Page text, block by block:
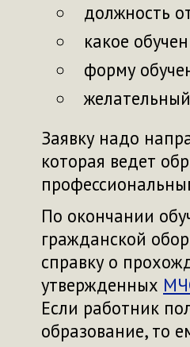
должность
какое
форму
Заявку надо
которая ведет
По окончании
гражданской
справку о
утвержденных
Если работник
образование, то